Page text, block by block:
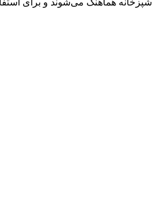
هماهنگ می‌شوند و برای